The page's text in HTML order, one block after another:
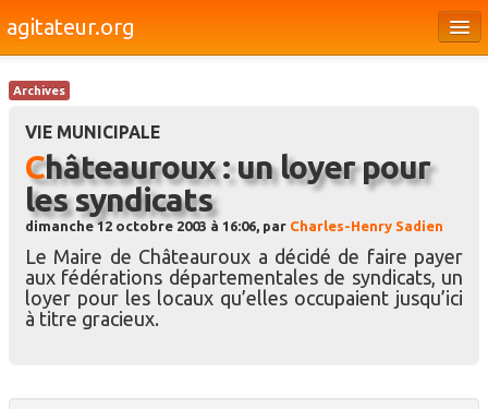
agitateur.org
Société
Culture
Médias
Dossiers
Brèves
Archives
VIE MUNICIPALE
Châteauroux : un loyer pour
les syndicats
dimanche 12 octobre 2003 à 16:06, par Charles-Henry Sadien
Le Maire de Châteauroux a décidé de faire payer
aux fédérations départementales de syndicats, un
loyer pour les locaux qu’elles occupaient jusqu’ici
à titre gracieux.